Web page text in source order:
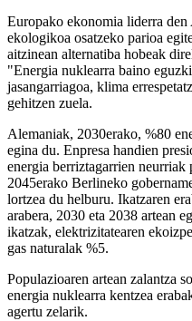
Europako ekonomia liderra
ekologikoa osatzeko parioa
aitzinean alternatiba hobeak
"Energia nuklearra baino
jasangarriagoa, klima
gehitzen zuela.
Alemaniak, 2030erako, %80
egina du. Enpresa handien
energia berriztagarrien neurriak
2045erako Berlineko
lortzea du helburu. Ikatzaren
arabera, 2030 eta 2038 artean
ikatzak, elektrizitatearen
gas naturalak %5.
Populazioaren artean zalantza
energia nuklearra kentzea
agertu zelarik.